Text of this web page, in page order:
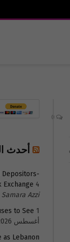
أحدث
Depositors-
Exchange 4 أغسطس 2026
Samara Azzi
to See 1
أغسطس 2026
Lebanon